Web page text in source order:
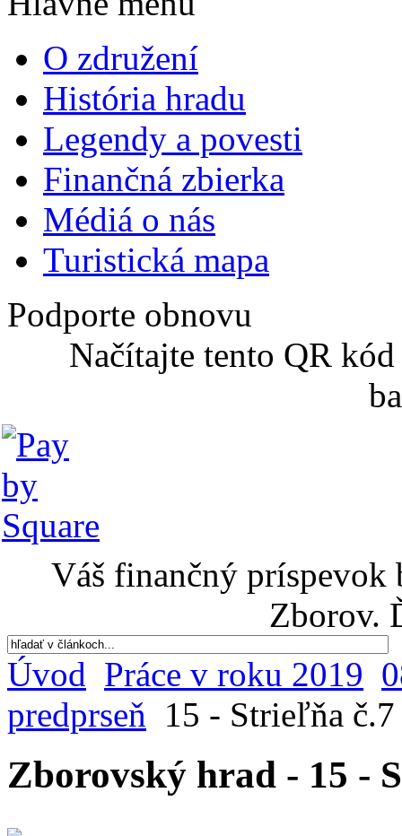
O združení
História hradu
Legendy a povesti
Finančná zbierka
Médiá o nás
Turistická mapa
Podporte obnovu
Načítajte tento QR
Váš finančný príspevok
Zborov.
Úvod Práce v roku 2019
predprseň 15 - Strieľňa
Zborovský hrad - 15 -